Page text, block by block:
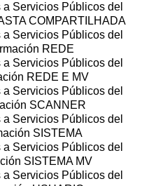
Servicios Públicos del
COMPARTILHADA
Servicios Públicos del
REDE
Servicios Públicos del
REDE E MV
Servicios Públicos del
SCANNER
Servicios Públicos del
SISTEMA
Servicios Públicos del
SISTEMA MV
Servicios Públicos del